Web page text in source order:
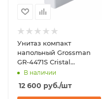
Унитаз компакт
напольный Grossman
GR-4471S Cristal
(600х355х860)
В наличии
12 600 руб./шт